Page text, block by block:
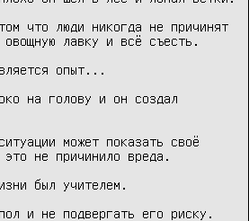
что люди никогда не причинят
лавку и всё съесть.
опыт...
на голову и он создал
может показать своё
не причинило вреда.
был учителем.
и не подвергать его риску.